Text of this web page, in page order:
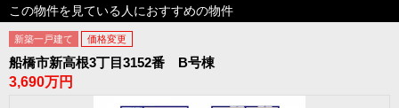
この物件を見ている人におすすめの物件
新築一戸建て 価格変更
船橋市新高根3丁目3152番 B号棟
3,690万円